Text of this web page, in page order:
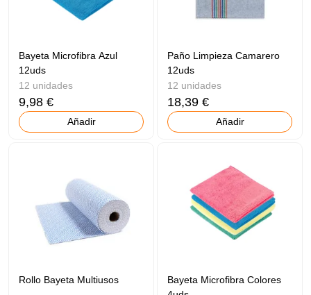
Bayeta Microfibra Azul
12uds
12 unidades
9,98 €
Añadir
Paño Limpieza Camarero
12uds
12 unidades
18,39 €
Añadir
Rollo Bayeta Multiusos
Bayeta Microfibra Colores